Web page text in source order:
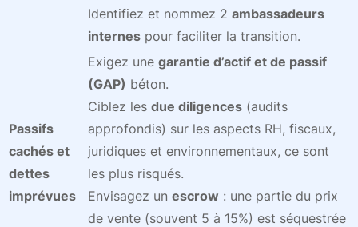
Identifiez et nommez 2 ambassadeurs
internes pour faciliter la transition.
Passifs
cachés et
dettes
imprévues
Exigez une garantie d’actif et de passif
(GAP) béton.
Ciblez les due diligences (audits
approfondis) sur les aspects RH, fiscaux,
juridiques et environnementaux, ce sont
les plus risqués.
Envisagez un escrow : une partie du prix
de vente (souvent 5 à 15%) est séquestrée